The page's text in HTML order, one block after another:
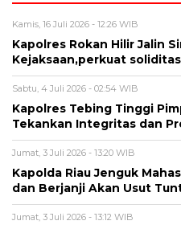
Kamis, 16 Juli 2026 - 12:26 WIB
Kapolres Rokan Hilir Jalin
Kejaksaan,perkuat
Sabtu, 4 Juli 2026 - 02:54 WIB
Kapolres Tebing Tinggi
Tekankan Integritas dan
Jumat, 3 Juli 2026 - 13:20 WIB
Kapolda Riau Jenguk
dan Berjanji Akan Usut
Jumat, 3 Juli 2026 - 13:12 WIB